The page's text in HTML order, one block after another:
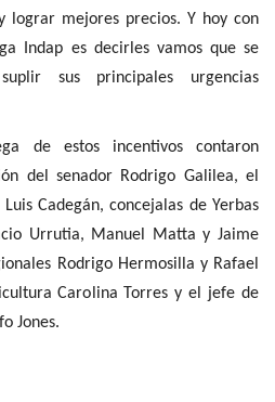
lograr mejores precios. Y hoy con
Indap es decirles vamos que se
sus principales urgencias
de estos incentivos contaron
del senador Rodrigo Galilea, el
Cadegán, concejalas de Yerbas
Urrutia, Manuel Matta y Jaime
Rodrigo Hermosilla y Rafael
Carolina Torres y el jefe de
Jones.